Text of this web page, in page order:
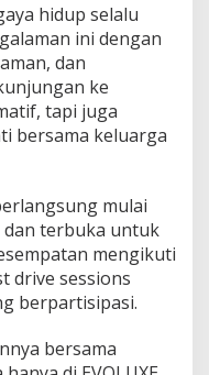
hidup selalu
ini dengan
dan
ke
tapi juga
bersama keluarga
mulai
dan terbuka untuk
mengikuti
drive sessions
berpartisipasi.
bersama